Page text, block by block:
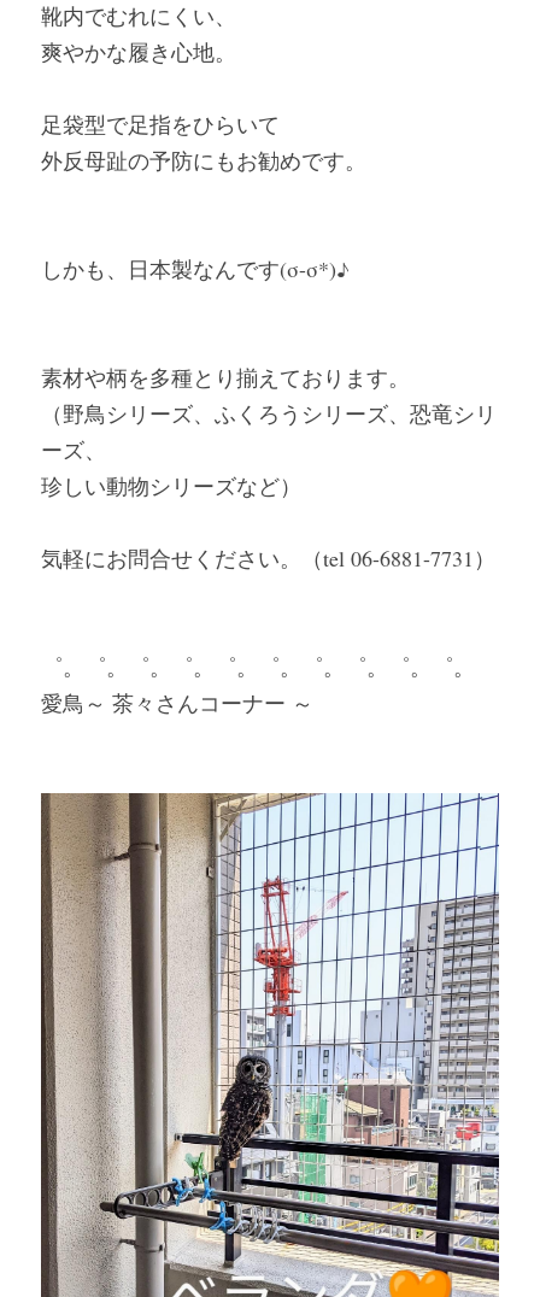
靴内でむれにくい、
爽やかな履き心地。
足袋型で足指をひらいて
外反母趾の予防にもお勧めです。
しかも、日本製なんです(σ-σ*)♪
素材や柄を多種とり揃えております。
（野鳥シリーズ、ふくろうシリーズ、恐竜シリ
ーズ、
珍しい動物シリーズなど）
気軽にお問合せください。（tel 06-6881-7731）
゜。゜。゜。゜。゜。゜。゜。゜。゜。゜。
愛鳥～ 茶々さんコーナー ～